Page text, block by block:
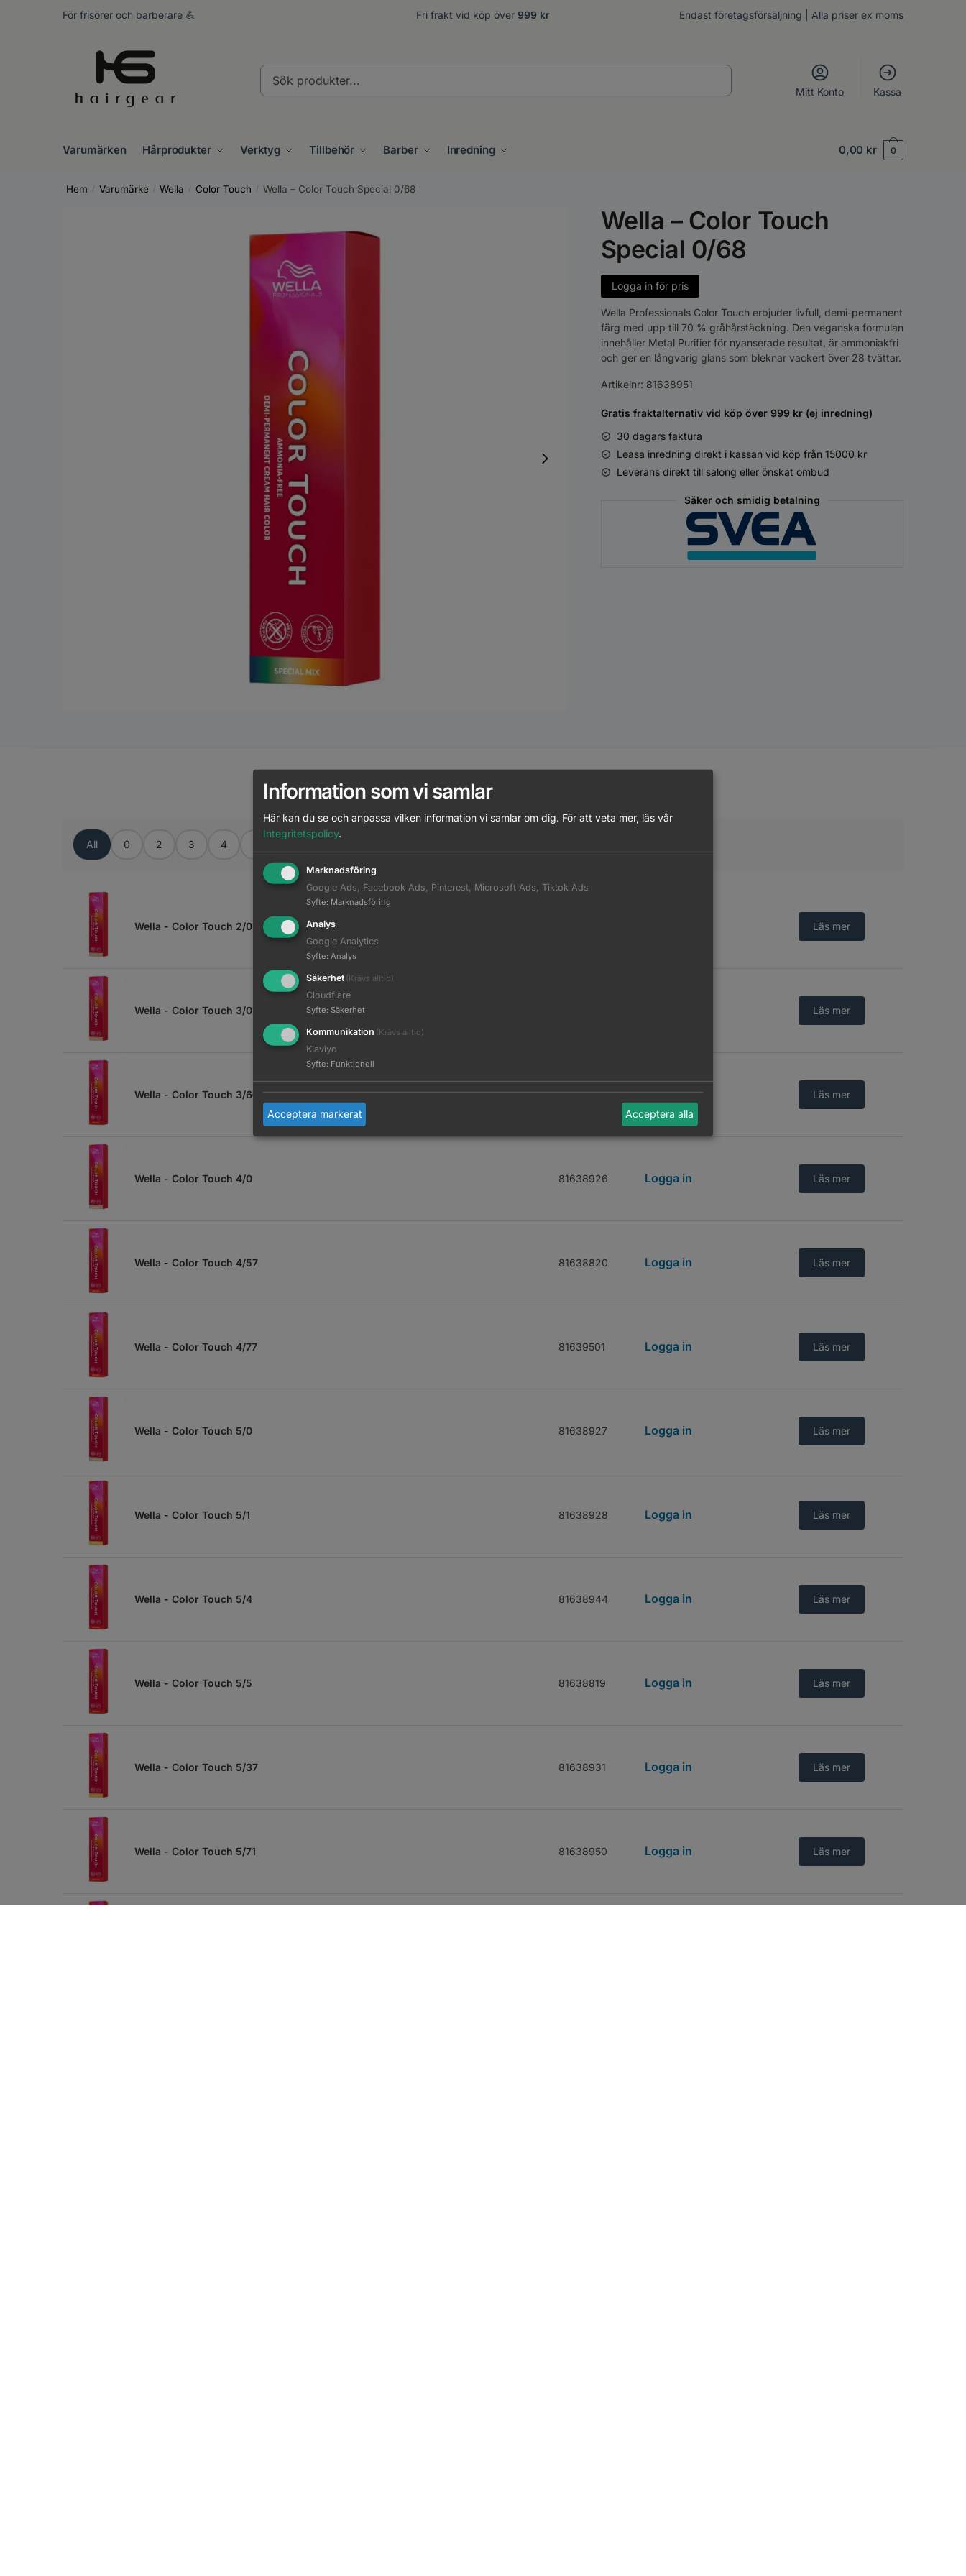
För frisörer och barberare 💪 Fri frakt vid köp över 999 kr Endast företagsförsäljning | Alla priser ex moms
Sök
produkter...
Mitt Konto Kassa
Varumärken Hårprodukter Verktyg Tillbehör Barber Inredning 0,00 kr 0
Hem / Varumärke / Wella / Color Touch / Wella – Color Touch Special 0/68
Wella – Color Touch
Special 0/68
Logga in för pris
Wella Professionals Color Touch erbjuder livfull, demi-permanent
färg med upp till 70 % gråhårstäckning. Den veganska formulan
innehåller Metal Purifier för nyanserade resultat, är ammoniakfri
och ger en långvarig glans som bleknar vackert över 28 tvättar.
Artikelnr: 81638951
Gratis fraktalternativ vid köp över 999 kr (ej inredning)
30 dagars faktura
Leasa inredning direkt i kassan vid köp från 15000 kr
Leverans direkt till salong eller önskat ombud
Säker och smidig betalning
Matchande Produkter Beskrivning
All 0 2 3 4
Wella - Color Touch 2/0 Läs mer
Wella - Color Touch 3/0 Läs mer
Wella - Color Touch 3/66 81638960 Logga in Läs mer
Wella - Color Touch 4/0 81638926 Logga in Läs mer
Wella - Color Touch 4/57 81638820 Logga in Läs mer
Wella - Color Touch 4/77 81639501 Logga in Läs mer
Wella - Color Touch 5/0 81638927 Logga in Läs mer
Wella - Color Touch 5/1 81638928 Logga in Läs mer
Wella - Color Touch 5/4 81638944 Logga in Läs mer
Wella - Color Touch 5/5 81638819 Logga in Läs mer
Wella - Color Touch 5/37 81638931 Logga in Läs mer
Wella - Color Touch 5/71 81638950 Logga in Läs mer
Information som vi samlar
Här kan du se och anpassa vilken information vi samlar om dig. För att veta mer, läs vår
Integritetspolicy.
Marknadsföring
Google Ads, Facebook Ads, Pinterest, Microsoft Ads, Tiktok Ads
Syfte: Marknadsföring
Analys
Google Analytics
Syfte: Analys
Säkerhet (Krävs alltid)
Cloudflare
Syfte: Säkerhet
Kommunikation (Krävs alltid)
Klaviyo
Syfte: Funktionell
Acceptera markerat Acceptera alla